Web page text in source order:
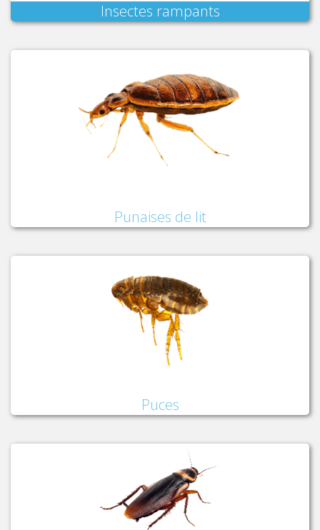
Insectes rampants
Punaises de lit
Puces